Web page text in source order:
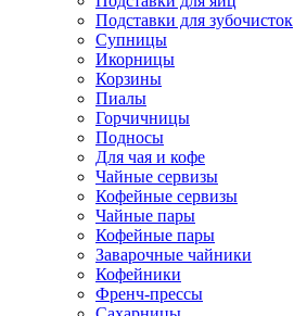
Подставки для зубочисток
Супницы
Икорницы
Корзины
Пиалы
Горчичницы
Подносы
Для чая и кофе
Чайные сервизы
Кофейные сервизы
Чайные пары
Кофейные пары
Заварочные чайники
Кофейники
Френч-прессы